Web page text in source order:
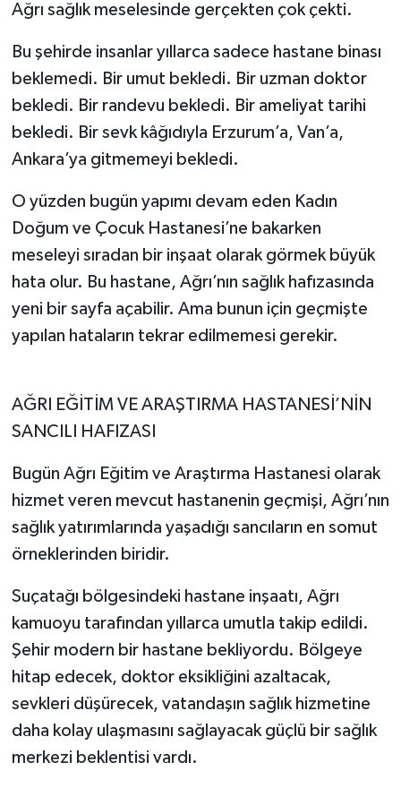
Ağrı sağlık meselesinde gerçekten çok çekti.
Bu şehirde insanlar yıllarca sadece hastane binası
beklemedi. Bir umut bekledi. Bir uzman doktor
bekledi. Bir randevu bekledi. Bir ameliyat tarihi
bekledi. Bir sevk kâğıdıyla Erzurum’a, Van’a,
Ankara’ya gitmemeyi bekledi.
O yüzden bugün yapımı devam eden Kadın
Doğum ve Çocuk Hastanesi’ne bakarken
meseleyi sıradan bir inşaat olarak görmek büyük
hata olur. Bu hastane, Ağrı’nın sağlık hafızasında
yeni bir sayfa açabilir. Ama bunun için geçmişte
yapılan hataların tekrar edilmemesi gerekir.
AĞRI EĞİTİM VE ARAŞTIRMA HASTANESİ’NİN
SANCILI HAFIZASI
Bugün Ağrı Eğitim ve Araştırma Hastanesi olarak
hizmet veren mevcut hastanenin geçmişi, Ağrı’nın
sağlık yatırımlarında yaşadığı sancıların en somut
örneklerinden biridir.
Suçatağı bölgesindeki hastane inşaatı, Ağrı
kamuoyu tarafından yıllarca umutla takip edildi.
Şehir modern bir hastane bekliyordu. Bölgeye
hitap edecek, doktor eksikliğini azaltacak,
sevkleri düşürecek, vatandaşın sağlık hizmetine
daha kolay ulaşmasını sağlayacak güçlü bir sağlık
merkezi beklentisi vardı.